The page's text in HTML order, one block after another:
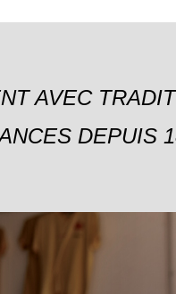
AVEC
DEPUIS